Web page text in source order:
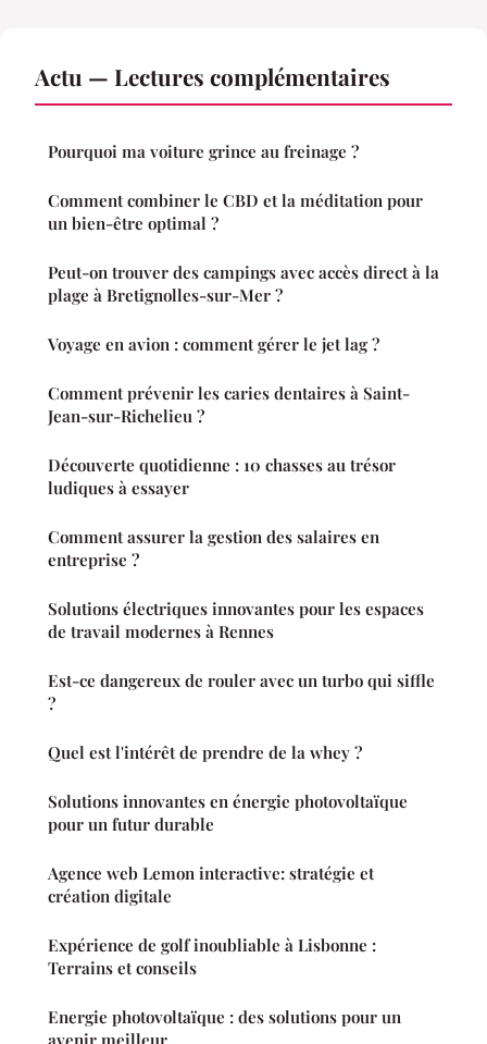
Actu — Lectures complémentaires
Pourquoi ma voiture grince au freinage ?
Comment combiner le CBD et la méditation pour
un bien-être optimal ?
Peut-on trouver des campings avec accès direct à la
plage à Bretignolles-sur-Mer ?
Voyage en avion : comment gérer le jet lag ?
Comment prévenir les caries dentaires à Saint-
Jean-sur-Richelieu ?
Découverte quotidienne : 10 chasses au trésor
ludiques à essayer
Comment assurer la gestion des salaires en
entreprise ?
Solutions électriques innovantes pour les espaces
de travail modernes à Rennes
Est-ce dangereux de rouler avec un turbo qui siffle
?
Quel est l'intérêt de prendre de la whey ?
Solutions innovantes en énergie photovoltaïque
pour un futur durable
Agence web Lemon interactive: stratégie et
création digitale
Expérience de golf inoubliable à Lisbonne :
Terrains et conseils
Energie photovoltaïque : des solutions pour un